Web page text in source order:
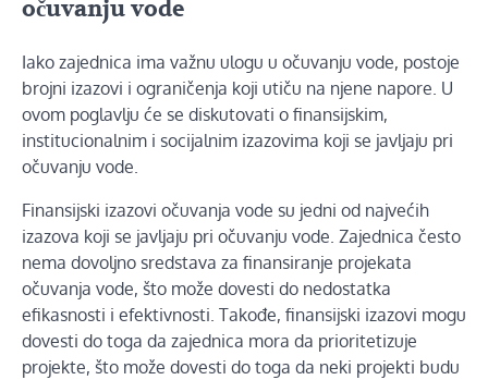
očuvanju vode
Iako zajednica ima važnu ulogu u očuvanju vode, postoje
brojni izazovi i ograničenja koji utiču na njene napore. U
ovom poglavlju će se diskutovati o finansijskim,
institucionalnim i socijalnim izazovima koji se javljaju pri
očuvanju vode.
Finansijski izazovi očuvanja vode su jedni od najvećih
izazova koji se javljaju pri očuvanju vode. Zajednica često
nema dovoljno sredstava za finansiranje projekata
očuvanja vode, što može dovesti do nedostatka
efikasnosti i efektivnosti. Takođe, finansijski izazovi mogu
dovesti do toga da zajednica mora da prioritetizuje
projekte, što može dovesti do toga da neki projekti budu